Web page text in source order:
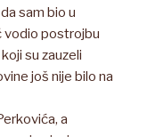
sam bio u
vodio postrojbu
su zauzeli
još nije bilo na
a